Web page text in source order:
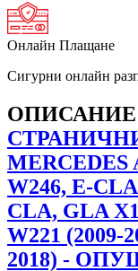
Онлайн Плащане
Сигурни онлайн
ОПИСАНИЕ
MERCEDES
W246, E-
CLA, GLA
W221 (2009-
2018) -